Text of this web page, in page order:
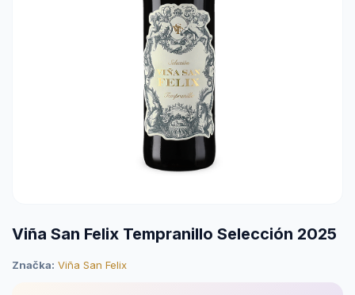
Viña San Felix Tempranillo Selección 2025
Značka: Viña San Felix